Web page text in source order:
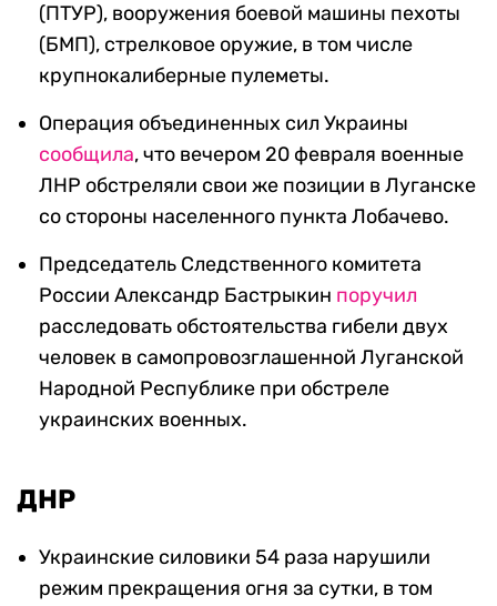
(ПТУР), вооружения боевой машины пехоты
(БМП), стрелковое оружие, в том числе
крупнокалиберные пулеметы.
Операция объединенных сил Украины
сообщила, что вечером 20 февраля военные
ЛНР обстреляли свои же позиции в Луганске
со стороны населенного пункта Лобачево.
Председатель Следственного комитета
России Александр Бастрыкин поручил
расследовать обстоятельства гибели двух
человек в самопровозглашенной Луганской
Народной Республике при обстреле
украинских военных.
ДНР
Украинские силовики 54 раза нарушили
режим прекращения огня за сутки, в том